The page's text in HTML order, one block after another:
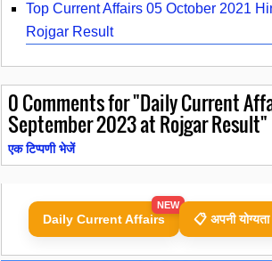
Top Current Affairs 05 October 2021
Rojgar Result
0Comments for "Daily Current
September 2023 at Rojgar Result"
एक टिप्पणी भेजें
Daily Current Affairs
NEW
📋 अपनी